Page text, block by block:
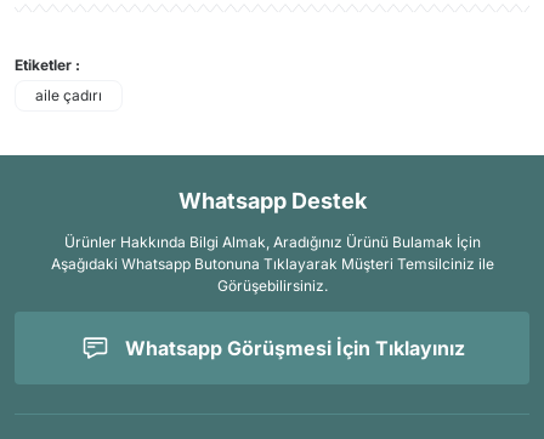
Etiketler :
aile çadırı
Whatsapp Destek
Ürünler Hakkında Bilgi Almak, Aradığınız Ürünü Bulamak İçin
Aşağıdaki Whatsapp Butonuna Tıklayarak Müşteri Temsilciniz ile
Görüşebilirsiniz.
Whatsapp Görüşmesi İçin Tıklayınız